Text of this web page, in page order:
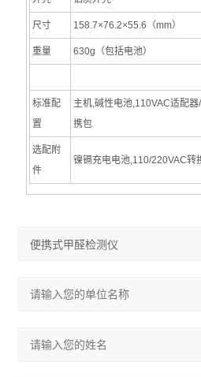
尺寸 158.7×76.2×55.6（mm）
重量 630g（包括电池）
标准配
置
主机,碱性电池,110VAC适配
携包
选配附
件
镍镉充电电池,110/220VAC转